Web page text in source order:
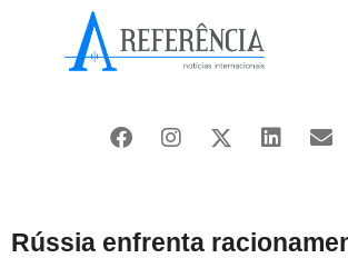
Rússia enfrenta